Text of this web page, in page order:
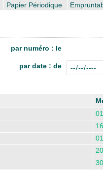
Papier Périodique
par numéro : le
par date : de